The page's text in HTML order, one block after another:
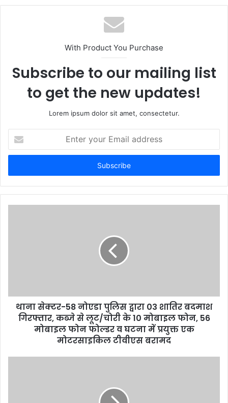
With Product You Purchase
Subscribe to our mailing list
to get the new updates!
Lorem ipsum dolor sit amet, consectetur.
your
Email
थाना सेक्टर-58 नोएडा पुलिस द्वारा 03 शातिर बदमाश
गिरफ्तार, कब्जे से लूट/चोरी के 10 मोबाइल फोन, 56
मोबाइल फोन फोल्डर व घटना में प्रयुक्त एक
मोटरसाइकिल टीवीएस बरामद